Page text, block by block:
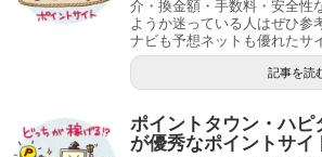
介・換金額・手数料・安全性
ようか迷っている人はぜひ参
ナビも予想ネットも優れたサ
記事を読
ポイントタウン・ハ
が優秀なポイントサイ